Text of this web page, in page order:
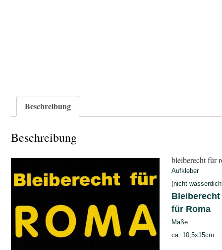
Beschreibung
Beschreibung
bleiberecht für
Aufkleber
(nicht
Bleiberecht
für Roma
Maße
ca. 10,5x15cm